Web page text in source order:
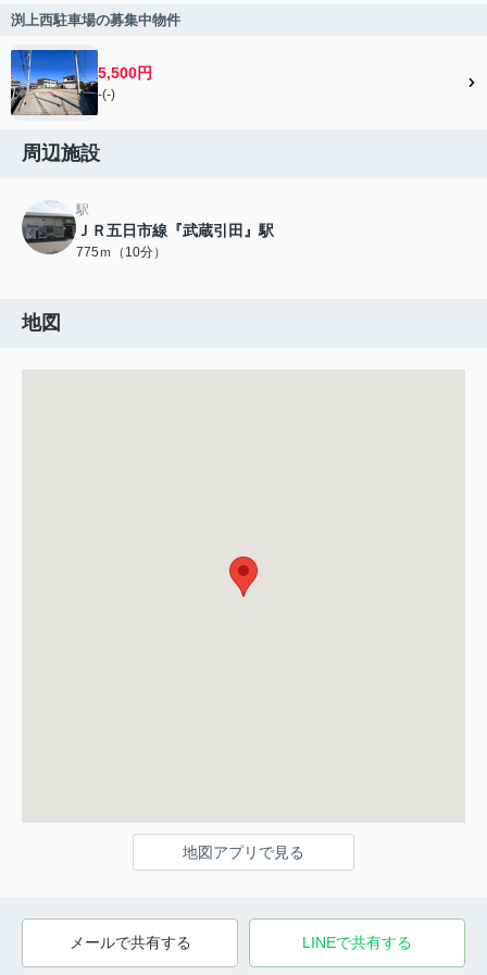
渕上西駐車場の募集中物件
5,500円
-(-)
周辺施設
駅
ＪＲ五日市線『武蔵引田』駅
775ｍ（10分）
地図
地図アプリで見る
メールで共有する LINEで共有する